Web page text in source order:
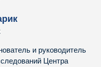
и руководитель
Центра